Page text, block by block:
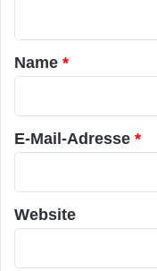
a
r
*
Name *
E-Mail-Adresse *
Website